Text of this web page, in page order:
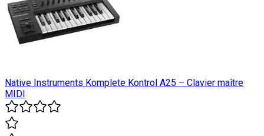
Native Instruments Komplete Kontrol A25 – Clavier maître
MIDI